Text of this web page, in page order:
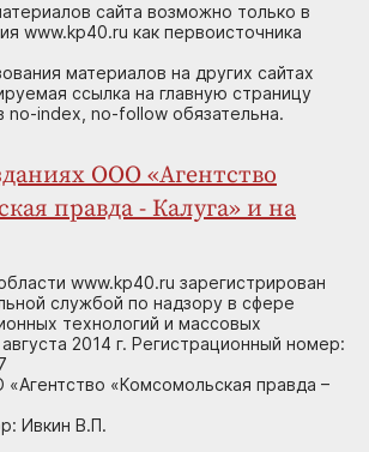
сайта возможно только в
www.kp40.ru как первоисточника
материалов на других сайтах
ссылка на главную страницу
no-index, no-follow обязательна.
ООО «Агентство
правда - Калуга» и на
www.kp40.ru зарегистрирован
службой по надзору в сфере
технологий и массовых
2014 г. Регистрационный номер:
«Комсомольская правда –
Ивкин В.П.